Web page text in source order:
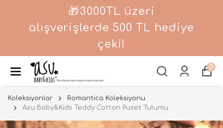
🎁3000TL üzeri
alışverişlerde 500 TL hediye
çeki!
0
Koleksiyonlar
Romantica Koleksiyonu
Asu Baby&Kids Teddy Cotton Puset Tulumu